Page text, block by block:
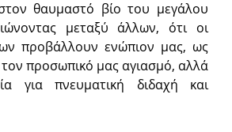
θαυμαστό βίο του μεγάλου
μεταξύ άλλων, ότι οι
προβάλλουν ενώπιον μας, ως
προσωπικό μας αγιασμό, αλλά
για πνευματική διδαχή και